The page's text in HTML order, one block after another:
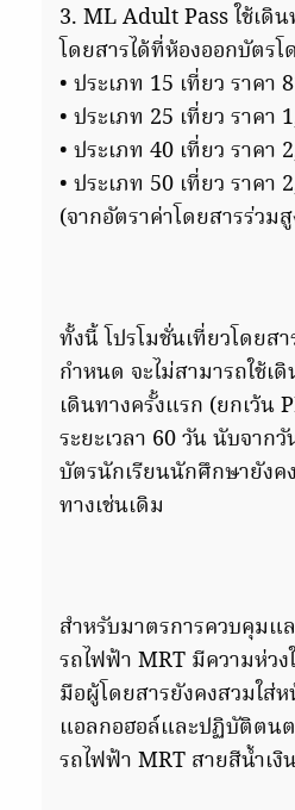
3. ML Adult Pass ใช้เดิ
โดยสารได้ที่ห้องออกบัตร
• ประเภท 15 เที่ยว ราคา
• ประเภท 25 เที่ยว ราคา
• ประเภท 40 เที่ยว ราคา
• ประเภท 50 เที่ยว ราคา
(จากอัตราค่าโดยสารร่วม
ทั้งนี้ โปรโมชั่นเที่ยวโดยส
กำหนด จะไม่สามารถใช้เ
เดินทางครั้งแรก (ยกเว้น
ระยะเวลา 60 วัน นับจาก
บัตรนักเรียนนักศึกษายังค
ทางเช่นเดิม
สำหรับมาตรการควบคุมแ
รถไฟฟ้า MRT มีความห่ว
มือผู้โดยสารยังคงสวมใส่
แอลกอฮอล์และปฏิบัติตนต
รถไฟฟ้า MRT สายสีน้ำเ